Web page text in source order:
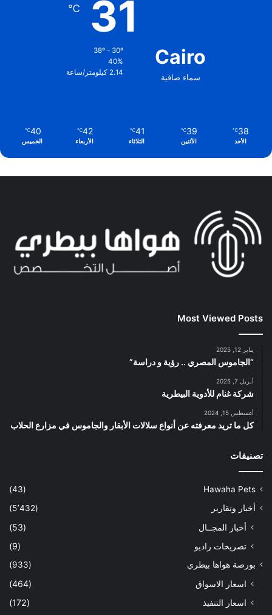
Cairo
سماء صافية
31
℃
40%
2.14 كيلومتر/ساعة
38
℃
الأحد
39
℃
الأثنين
41
℃
الثلاثاء
42
℃
الأربعاء
40
℃
الخميس
Most Viewed Posts
يناير 12, 2025
“الجاموس المصري .. رؤية و دراسة”
أبريل 7, 2025
شركة غنام للأدوية البيطرية
أغسطس 15, 2024
كل ما تريد معرفته عن أنواع سلالات الأبقار والجاموس في مزارع الحلاب
تصنيفات
Hawaha Pets
(43)
أخبار وتقارير
(5٬432)
أخبار المجــال
(53)
تصريحات راديو
(9)
بورصة هواها بيطري (933)
اسعار الاسواق
(464)
اسعار التنفيذ
(172)